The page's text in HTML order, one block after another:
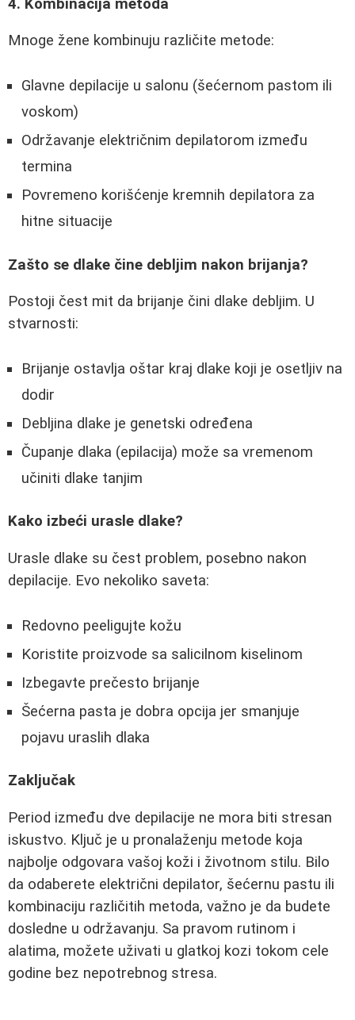
4. Kombinacija metoda
Mnoge žene kombinuju različite metode:
Glavne depilacije u salonu (šećernom pastom ili
voskom)
Održavanje električnim depilatorom između
termina
Povremeno korišćenje kremnih depilatora za
hitne situacije
Zašto se dlake čine debljim nakon brijanja?
Postoji čest mit da brijanje čini dlake debljim. U
stvarnosti:
Brijanje ostavlja oštar kraj dlake koji je osetljiv na
dodir
Debljina dlake je genetski određena
Čupanje dlaka (epilacija) može sa vremenom
učiniti dlake tanjim
Kako izbeći urasle dlake?
Urasle dlake su čest problem, posebno nakon
depilacije. Evo nekoliko saveta:
Redovno peeligujte kožu
Koristite proizvode sa salicilnom kiselinom
Izbegavte prečesto brijanje
Šećerna pasta je dobra opcija jer smanjuje
pojavu uraslih dlaka
Zaključak
Period između dve depilacije ne mora biti stresan
iskustvo. Ključ je u pronalaženju metode koja
najbolje odgovara vašoj koži i životnom stilu. Bilo
da odaberete električni depilator, šećernu pastu ili
kombinaciju različitih metoda, važno je da budete
dosledne u održavanju. Sa pravom rutinom i
alatima, možete uživati u glatkoj kozi tokom cele
godine bez nepotrebnog stresa.